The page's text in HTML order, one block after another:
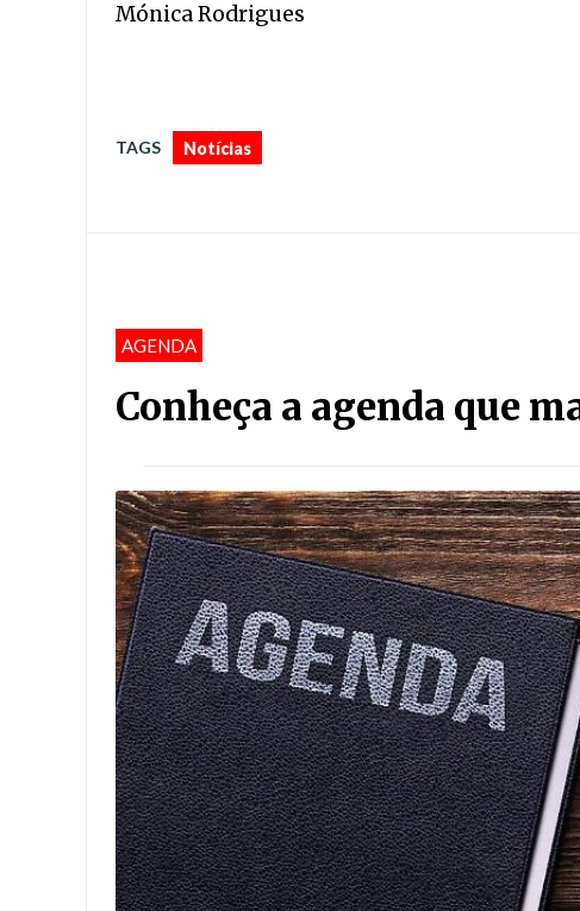
Mónica Rodrigues
TAGS Notícias
AGENDA
Conheça a agenda que